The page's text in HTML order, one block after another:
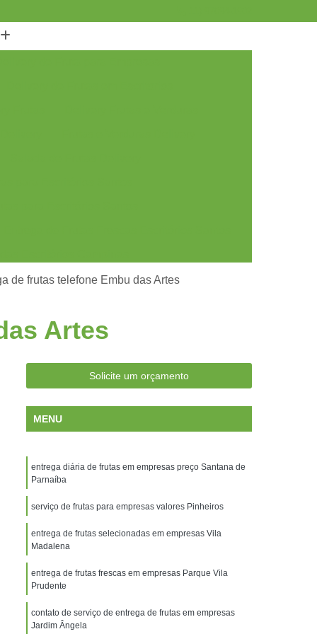
Escritórios Campinas
Frutas Frescas Escritórios Campinas
Escritórios Campinas
Santos
de Frutas e Verduras a Domicílio
Entrega de Frutas para Empresas
de Salada de Frutas
Empresa de Entrega de Frutas Santos
Empresas Santos
Empresas Santos
Empresas Santos
Empresas Campinas
de frutas telefone Embu das Artes
Artes
Solicite um orçamento
MENU
entrega diária de frutas em empresas preço Santana de
Parnaíba
serviço de frutas para empresas valores Pinheiros
entrega de frutas selecionadas em empresas Vila
Madalena
entrega de frutas frescas em empresas Parque Vila
Prudente
contato de serviço de entrega de frutas em empresas
Jardim Ângela